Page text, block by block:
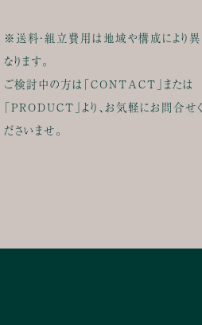
※送料・組立費用は地域や構成により異
なります。
ご検討中の方は「CONTACT」または
「PRODUCT」より、お気軽にお問合せく
ださいませ。